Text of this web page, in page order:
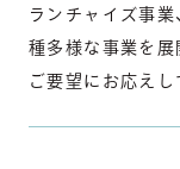
ランチャイズ事業
種多様な事業を展
ご要望にお応えし